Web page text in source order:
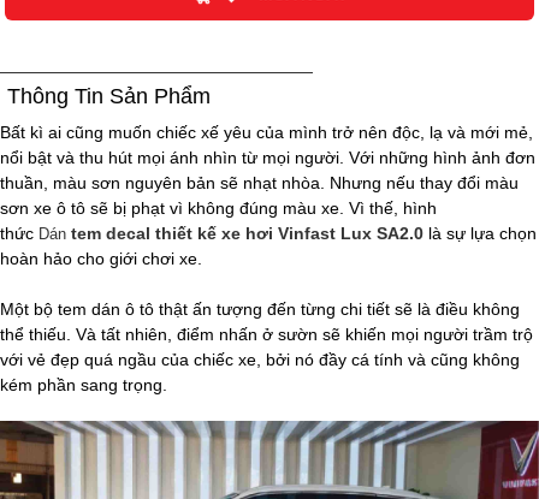
Thông Tin Sản Phẩm
Bất kì ai cũng muốn chiếc xế yêu của mình trở nên độc, lạ và mới mẻ,
nổi bật và thu hút mọi ánh nhìn từ mọi người. Với những hình ảnh đơn
thuần, màu sơn nguyên bản sẽ nhạt nhòa. Nhưng nếu thay đổi màu
sơn xe ô tô sẽ bị phạt vì không đúng màu xe. Vì thế, hình
thức Dán tem decal thiết kế xe hơi Vinfast Lux SA2.0 là sự lựa chọn
hoàn hảo cho giới chơi xe.
Một bộ tem dán ô tô thật ấn tượng đến từng chi tiết sẽ là điều không
thể thiếu. Và tất nhiên, điểm nhấn ở sườn sẽ khiến mọi người trầm trộ
với vẻ đẹp quá ngầu của chiếc xe, bởi nó đầy cá tính và cũng không
kém phần sang trọng.